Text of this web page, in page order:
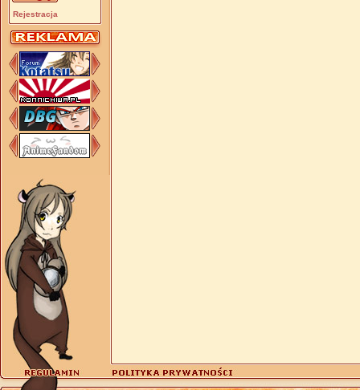
Rejestracja